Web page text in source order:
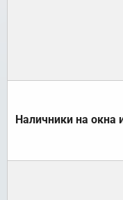
Наличники на окна